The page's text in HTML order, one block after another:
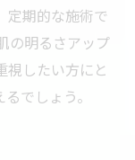
定期的な施術で
の明るさアップ
視したい方にと
でしょう。